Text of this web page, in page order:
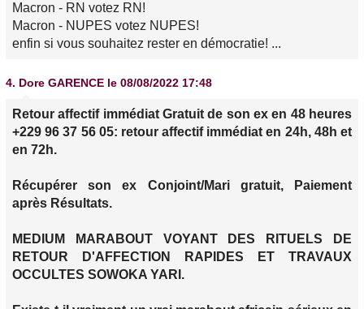
Macron - RN votez RN!
Macron - NUPES votez NUPES!
enfin si vous souhaitez rester en démocratie! ...
4. Dore GARENCE le 08/08/2022 17:48
Retour affectif immédiat Gratuit de son ex en 48 heures
+229 96 37 56 05: retour affectif immédiat en 24h, 48h et
en 72h.
Récupérer son ex Conjoint/Mari gratuit, Paiement
après Résultats.
MEDIUM MARABOUT VOYANT DES RITUELS DE
RETOUR D'AFFECTION RAPIDES ET TRAVAUX
OCCULTES SOWOKA YARI.